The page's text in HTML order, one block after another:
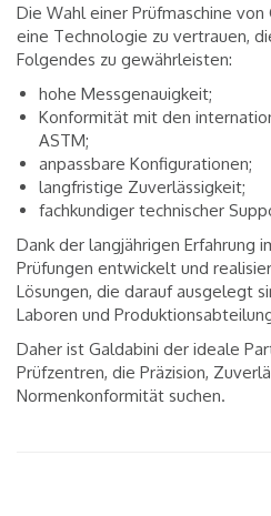
Die Wahl einer Prüfmaschine
eine Technologie zu vertrauen,
Folgendes zu gewährleisten:
hohe Messgenauigkeit;
Konformität mit den
ASTM;
anpassbare Konfigurationen;
langfristige Zuverlässigkeit;
fachkundiger technischer
Dank der langjährigen Erfahrung
Prüfungen entwickelt und
Lösungen, die darauf ausgelegt
Laboren und
Daher ist Galdabini der ideale
Prüfzentren, die Präzision,
Normenkonformität suchen.